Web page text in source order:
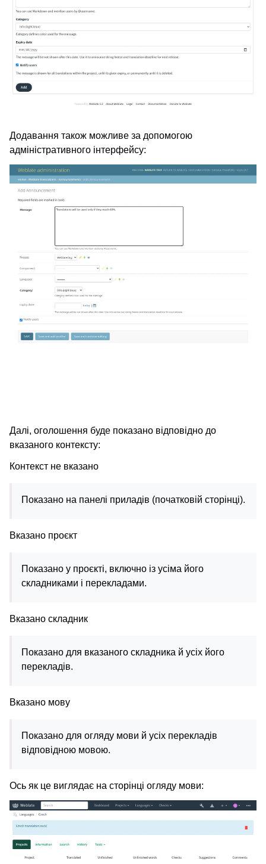
Додавання також можливе за допомогою
адміністративного інтерфейсу:
Далі, оголошення буде показано відповідно до
вказаного контексту:
Контекст не вказано
Показано на панелі приладів (початковій сторінці).
Вказано проєкт
Показано у проєкті, включно із усіма його
складниками і перекладами.
Вказано складник
Показано для вказаного складника й усіх його
перекладів.
Вказано мову
Показано для огляду мови й усіх перекладів
відповідною мовою.
Ось як це виглядає на сторінці огляду мови: